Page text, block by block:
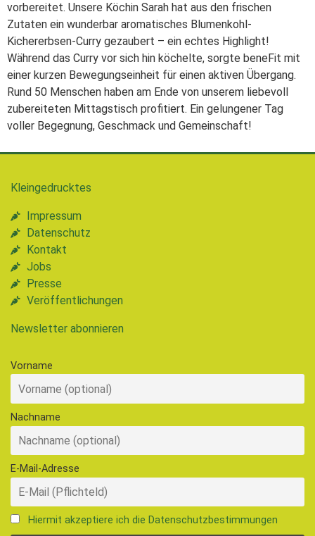
vorbereitet. Unsere Köchin Sarah hat aus den frischen
Zutaten ein wunderbar aromatisches Blumenkohl-
Kichererbsen-Curry gezaubert – ein echtes Highlight!
Während das Curry vor sich hin köchelte, sorgte beneFit mit
einer kurzen Bewegungseinheit für einen aktiven Übergang.
Rund 50 Menschen haben am Ende von unserem liebevoll
zubereiteten Mittagstisch profitiert. Ein gelungener Tag
voller Begegnung, Geschmack und Gemeinschaft!
Kleingedrucktes
Impressum
Datenschutz
Kontakt
Jobs
Presse
Veröffentlichungen
Newsletter abonnieren
Vorname
Nachname
E-Mail-Adresse
Hiermit akzeptiere ich die Datenschutzbestimmungen